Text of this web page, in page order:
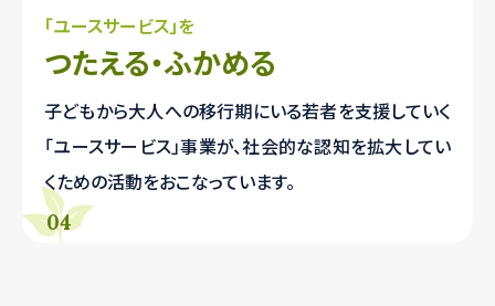
「ユースサービス」を
つたえる・ふかめる
子どもから大人への移行期にいる若者を支援していく
「ユースサービス」事業が、社会的な認知を拡大してい
くための活動をおこなっています。